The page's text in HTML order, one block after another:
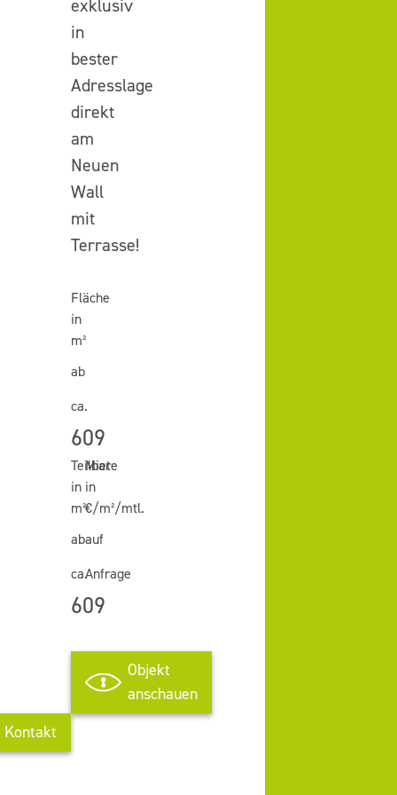
exklusiv
in
bester
Adresslage
direkt
am
Neuen
Wall
mit
Terrasse!
Fläche
in
m²
ab
ca.
609
Teilbar
in
m²
ab
ca.
609
Miete
in
€/m²/mtl.
auf
Anfrage
Objekt
anschauen
Kontakt